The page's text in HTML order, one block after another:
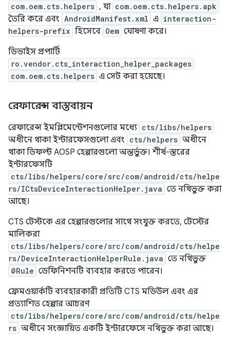
com.oem.cts.helpers , যা com.oem.cts.helpers.apk
তৈরি করে এবং AndroidManifest.xml এ interaction-
helpers-prefix হিসেবে Oem ঘোষণা করে।
ডিভাইস প্রপার্টি
ro.vendor.cts_interaction_helper_packages
com.oem.cts.helpers এ সেট করা হয়েছে।
রেফারেন্স বাস্তবায়ন
রেফারেন্স ইমপ্লিমেন্টেশনগুলোর মধ্যে cts/libs/helpers
অধীনে থাকা ইন্টারফেসগুলো এবং cts/helpers অধীনে
থাকা ডিফল্ট AOSP হেল্পারগুলো অন্তর্ভুক্ত। শীর্ষ-স্তরের
ইন্টারফেসটি
cts/libs/helpers/core/src/com/android/cts/helpe
rs/ICtsDeviceInteractionHelper.java তে নথিভুক্ত করা
আছে।
CTS টেস্টকে এর হেল্পারগুলোর সাথে সংযুক্ত করতে, টেস্টের
মালিকরা
cts/libs/helpers/core/src/com/android/cts/helpe
rs/DeviceInteractionHelperRule.java তে নথিভুক্ত
@Rule ডেফিনিশনটি ব্যবহার করতে পারেন।
ফ্রেমওয়ার্কটি ব্যবহারকারী প্রতিটি CTS মডিউল এবং এর
প্রত্যাশিত হেল্পার আচরণ
cts/libs/helpers/core/src/com/android/cts/helpe
rs অধীনে সংজ্ঞায়িত একটি ইন্টারফেসে নথিভুক্ত করা আছে।